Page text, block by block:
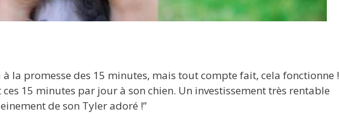
à la promesse des 15 minutes, mais tout compte fait, cela fonctionne !
15 minutes par jour à son chien. Un investissement très rentable
de son Tyler adoré !”